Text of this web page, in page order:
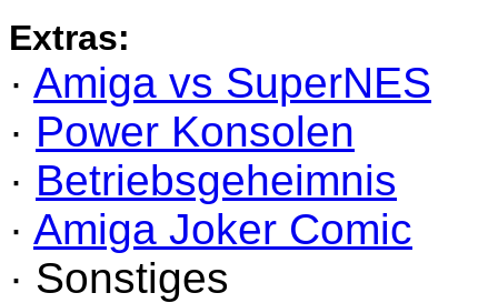
Extras:
· Amiga vs SuperNES
· Power Konsolen
· Betriebsgeheimnis
· Amiga Joker Comic
· Sonstiges